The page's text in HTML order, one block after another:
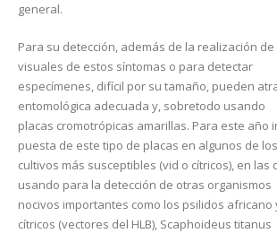
general.
Para su detección, además de la realización
visuales de estos síntomas o para detectar
especímenes, difícil por su tamaño, pueden
entomológica adecuada y, sobretodo usando
placas cromotrópicas amarillas. Para este año
puesta de este tipo de placas en algunos de los
cultivos más susceptibles (vid o cítricos), en las
usando para la detección de otras organismos
nocivos importantes como los psilidos africano
cítricos (vectores del HLB), Scaphoideus titanus